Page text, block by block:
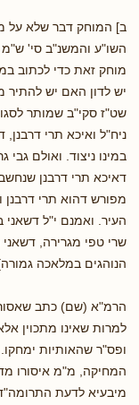
ב] המוחק דבר שלא על
השו"ע והמשנ"ב סי' ש"מ
מוחק זאת כדי לכתוב
יש לדון האם יש להתיר
שט"ז סקי"ב שמותר
ניח"ל ואיכא תרי
במינו ניצוד. ואולם
דאיכא תרי דרבנן
מפורש דהוא תרי
העיר. ואמנם י"ל
שרי טפי מגרירה, דשאני
הנוהגים במלאכה
הרמ"א (שם) כתב שאסור
למרות שאינו מתכוין
ופס"ר שהאותיות
המחיקה, מ"מ איסורו
מיבעיא לדעת